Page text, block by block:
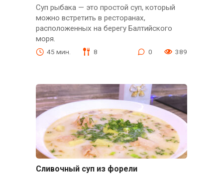
Суп рыбака — это простой суп, который
можно встретить в ресторанах,
расположенных на берегу Балтийского
моря.
45 мин. 8 0 389
Сливочный суп из форели